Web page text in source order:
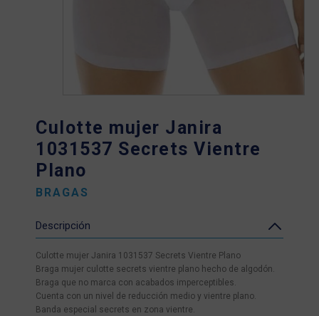
Culotte mujer Janira
1031537 Secrets Vientre
Plano
BRAGAS
Descripción
Culotte mujer Janira 1031537 Secrets Vientre Plano
Braga mujer culotte secrets vientre plano hecho de algodón.
Braga que no marca con acabados imperceptibles.
Cuenta con un nivel de reducción medio y vientre plano.
Banda especial secrets en zona vientre.